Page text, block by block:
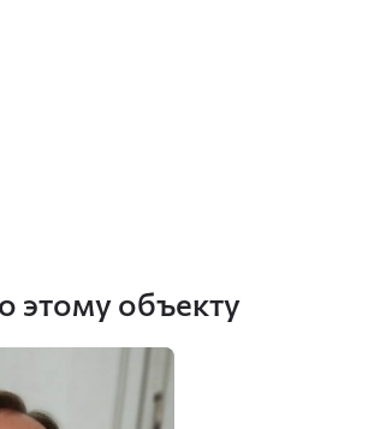
этому объекту